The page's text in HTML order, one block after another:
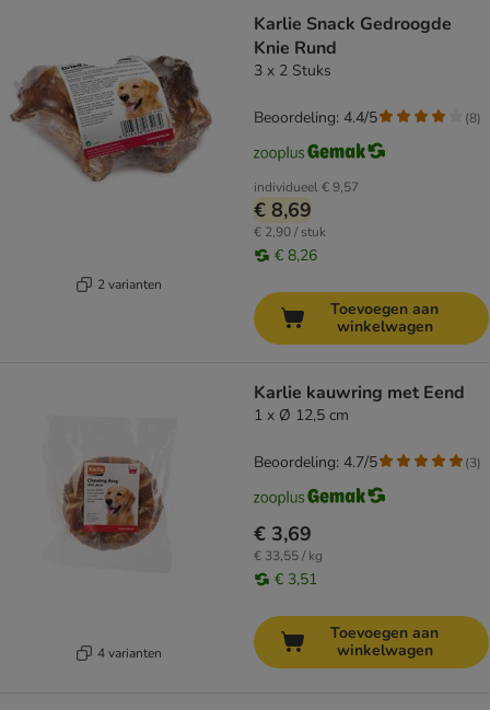
2 varianten
Karlie Snack Gedroogde
Knie Rund
3 x 2 Stuks
individueel€ 9,57
€ 8,69
€ 2,90 / stuk
€ 8,26
Beoordeling: 4.4/5 (8)
Toevoegen aan
winkelwagen
4 varianten
Karlie kauwring met Eend
1 x Ø 12,5 cm
€ 3,69
€ 33,55 / kg
€ 3,51
Beoordeling: 4.7/5 (3)
Toevoegen aan
winkelwagen